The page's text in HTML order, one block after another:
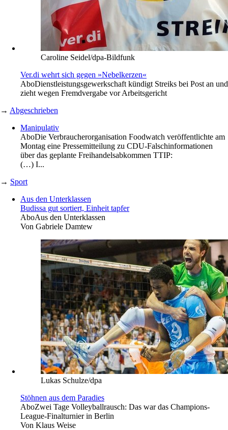
Caroline Seidel/dpa-Bildfunk
Ver.di wehrt sich gegen »Nebelkerzen«
AboDienstleistungsgewerkschaft kündigt Streiks bei Post an und
zieht wegen Fremdvergabe vor Arbeitsgericht
→ Abgeschrieben
Manipulativ
AboDie Verbraucherorganisation Foodwatch veröffentlichte am
Montag eine Pressemitteilung zu CDU-Falschinformationen
über das geplante Freihandelsabkommen TTIP:
(…) I...
→ Sport
Aus den Unterklassen
Budissa gut sortiert, Einheit tapfer
AboAus den Unterklassen
Von Gabriele Damtew
Lukas Schulze/dpa
Stöhnen aus dem Paradies
AboZwei Tage Volleyballrausch: Das war das Champions-
League-Finalturnier in Berlin
Von Klaus Weise